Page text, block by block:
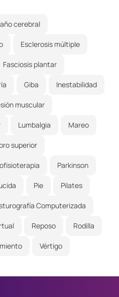
cerebral
Esclerosis múltiple
Fasciosis plantar
Giba Inestabilidad
muscular
Lumbalgia Mareo
superior
Parkinson
Pie Pilates
Computerizada
Reposo Rodilla
Vértigo